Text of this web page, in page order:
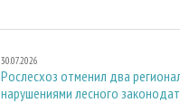
30.07.2026
Рослесхоз отменил два
нарушениями лесного